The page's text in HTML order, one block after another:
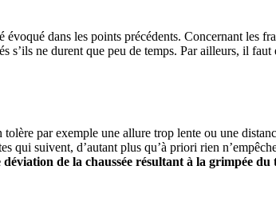
dans les points précédents. Concernant les
s’ils ne durent que peu de temps. Par ailleurs, il
par exemple une allure trop lente ou une
qui suivent, d’autant plus qu’à priori rien
déviation de la chaussée résultant à la grimpée